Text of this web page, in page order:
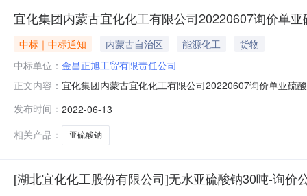
宜化集团内蒙古宜化化工有限公司20220607询价单
中标｜中标通知 内蒙古自治区 能源化工
货物
中标单位： 金昌正旭工贸有限责任公司
正文内容： 宜化集团内蒙古宜化化工有限公司20220607询价单亚硫
由：满足要求最低价
发布时间： 2022-06-13
相关产品：
亚硫酸钠
[湖北宜化化工股份有限公司]无水亚硫酸钠30吨-询价